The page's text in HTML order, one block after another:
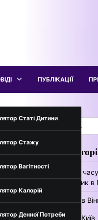
Статі Дитини
Стажу
Вагітності
Калорій
Денної Потреби
України
ПУБЛІКАЦІЇ
Пошук:
Цікаві
Скільки
Лічильник
Погода в
Погода Київ